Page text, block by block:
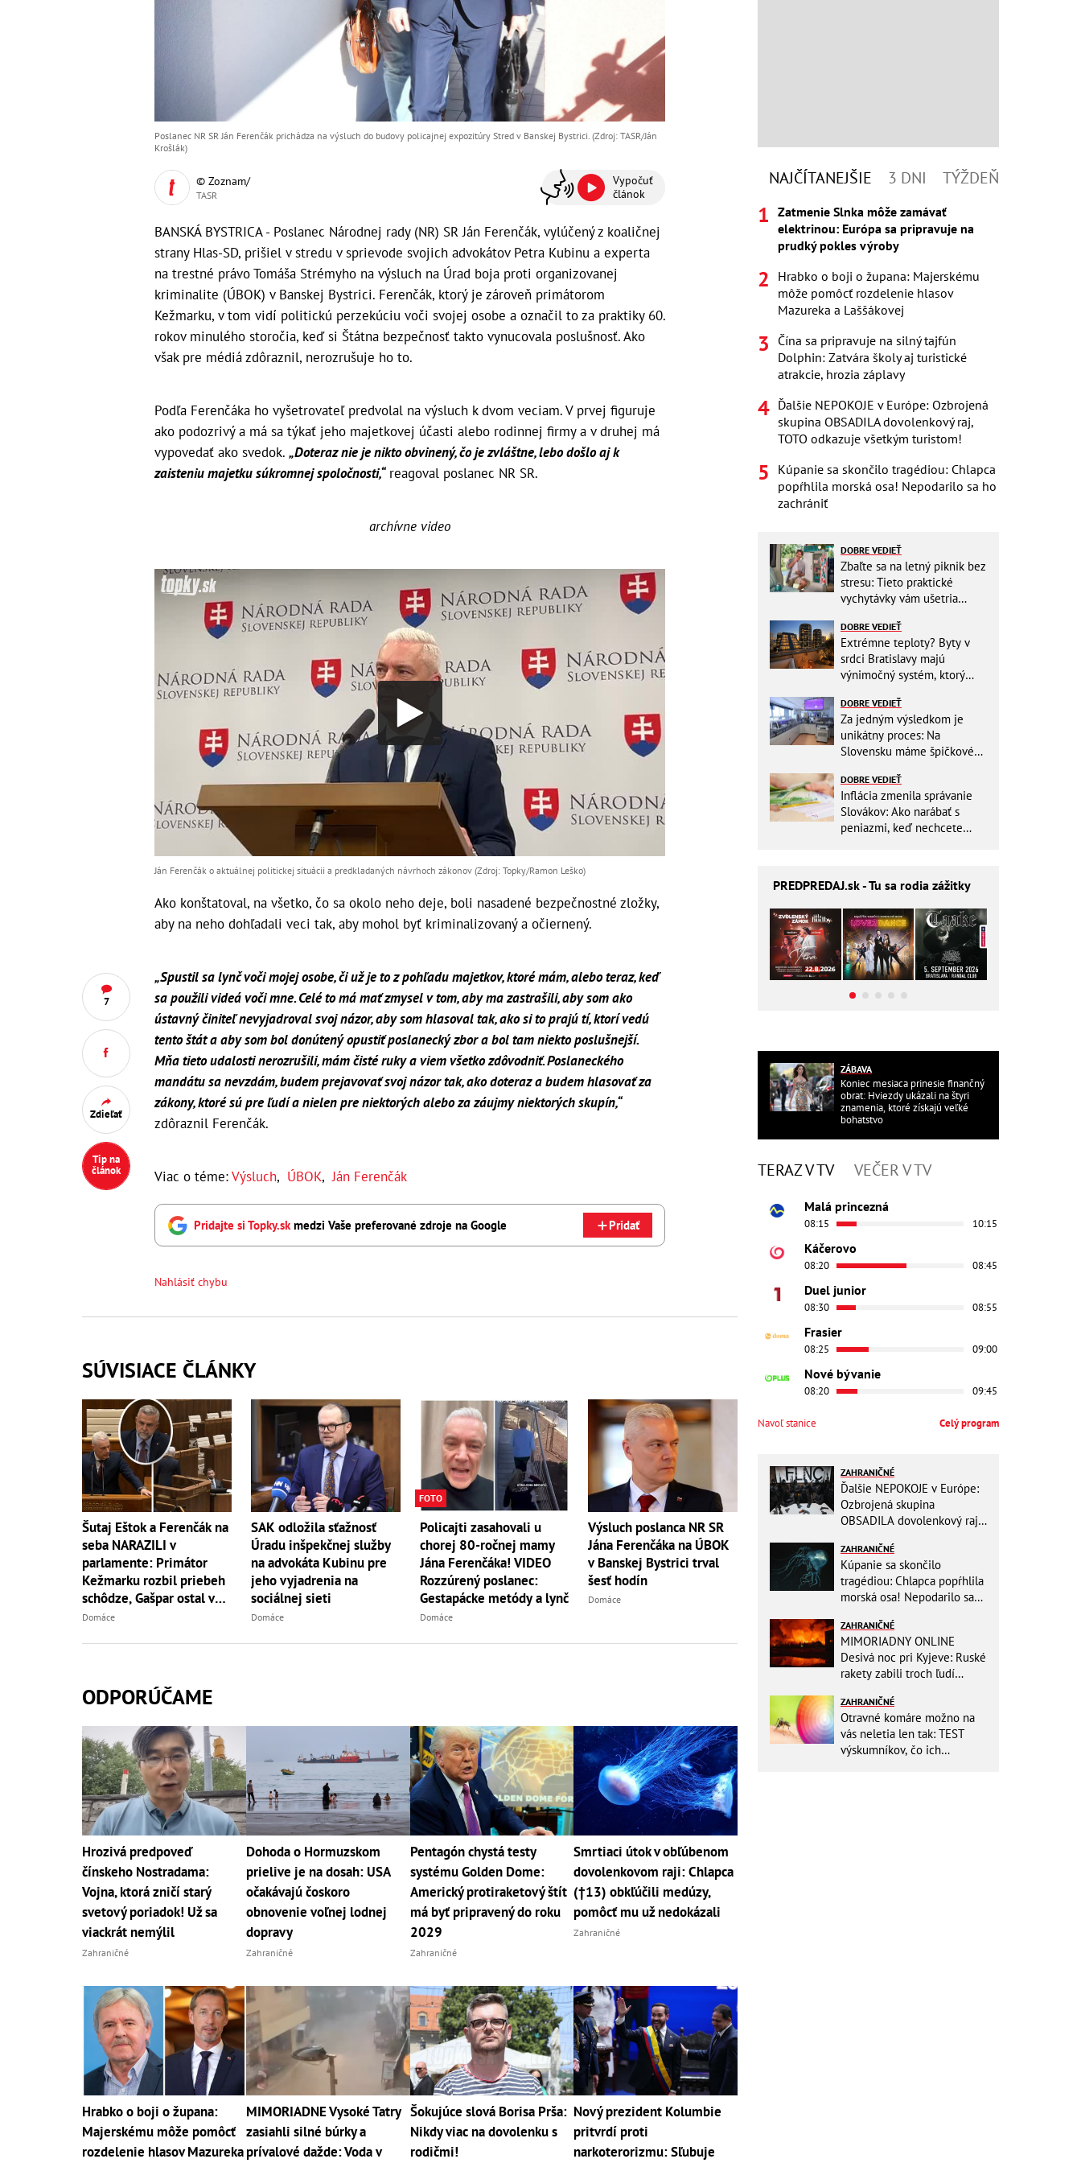
7
Zdieľať
Tip na
článok
Poslanec NR SR Ján Ferenčák prichádza na výsluch do budovy policajnej expozitúry Stred v Banskej Bystrici. (Zdroj: TASR/Ján
Krošlák)
© Zoznam/
TASR
Vypočuť
článok
BANSKÁ BYSTRICA - Poslanec Národnej rady (NR) SR Ján Ferenčák, vylúčený z koaličnej
strany Hlas-SD, prišiel v stredu v sprievode svojich advokátov Petra Kubinu a experta
na trestné právo Tomáša Strémyho na výsluch na Úrad boja proti organizovanej
kriminalite (ÚBOK) v Banskej Bystrici. Ferenčák, ktorý je zároveň primátorom
Kežmarku, v tom vidí politickú perzekúciu voči svojej osobe a označil to za praktiky 60.
rokov minulého storočia, keď si Štátna bezpečnosť takto vynucovala poslušnosť. Ako
však pre médiá zdôraznil, nerozrušuje ho to.
Podľa Ferenčáka ho vyšetrovateľ predvolal na výsluch k dvom veciam. V prvej figuruje
ako podozrivý a má sa týkať jeho majetkovej účasti alebo rodinnej firmy a v druhej má
vypovedať ako svedok. „Doteraz nie je nikto obvinený, čo je zvláštne, lebo došlo aj k
zaisteniu majetku súkromnej spoločnosti,“reagoval poslanec NR SR.
archívne video
Ján Ferenčák o aktuálnej politickej situácii a predkladaných návrhoch zákonov (Zdroj: Topky/Ramon Leško)
Ako konštatoval, na všetko, čo sa okolo neho deje, boli nasadené bezpečnostné zložky,
aby na neho dohľadali veci tak, aby mohol byť kriminalizovaný a očiernený.
„Spustil sa lynč voči mojej osobe, či už je to z pohľadu majetkov, ktoré mám, alebo teraz, keď
sa použili videá voči mne. Celé to má mať zmysel v tom, aby ma zastrašili, aby som ako
ústavný činiteľ nevyjadroval svoj názor, aby som hlasoval tak, ako si to prajú tí, ktorí vedú
tento štát a aby som bol donútený opustiť poslanecký zbor a bol tam niekto poslušnejší.
Mňa tieto udalosti nerozrušili, mám čisté ruky a viem všetko zdôvodniť. Poslaneckého
mandátu sa nevzdám, budem prejavovať svoj názor tak, ako doteraz a budem hlasovať za
zákony, ktoré sú pre ľudí a nielen pre niektorých alebo za záujmy niektorých skupín,“
zdôraznil Ferenčák.
Viac o téme:Výsluch, ÚBOK,Ján Ferenčák
Pridajte si Topky.skmedzi Vaše preferované zdroje na Google Pridať
Nahlásiť chybu
SÚVISIACE ČLÁNKY
Šutaj Eštok a Ferenčák na
seba NARAZILI v
parlamente: Primátor
Kežmarku rozbil priebeh
schôdze, Gašpar ostal v
šoku!
Domáce
SAK odložila sťažnosť
Úradu inšpekčnej služby
na advokáta Kubinu pre
jeho vyjadrenia na
sociálnej sieti
Domáce
FOTO
Policajti zasahovali u
chorej 80-ročnej mamy
Jána Ferenčáka! VIDEO
Rozzúrený poslanec:
Gestapácke metódy a lynč
Domáce
Výsluch poslanca NR SR
Jána Ferenčáka na ÚBOK
v Banskej Bystrici trval
šesť hodín
Domáce
ODPORÚČAME
Hrozivá predpoveď
čínskeho Nostradama:
Vojna, ktorá zničí starý
svetový poriadok! Už sa
viackrát nemýlil
Zahraničné
Dohoda o Hormuzskom
prielive je na dosah: USA
očakávajú čoskoro
obnovenie voľnej lodnej
dopravy
Zahraničné
Pentagón chystá testy
systému Golden Dome:
Americký protiraketový štít
má byť pripravený do roku
2029
Zahraničné
Smrtiaci útok v obľúbenom
dovolenkovom raji: Chlapca
(†13) obkľúčili medúzy,
pomôcť mu už nedokázali
Zahraničné
Hrabko o boji o župana:
Majerskému môže pomôcť
rozdelenie hlasov Mazureka
MIMORIADNE Vysoké Tatry
zasiahli silné búrky a
prívalové dažde: Voda v
Šokujúce slová Borisa Prša:
Nikdy viac na dovolenku s
rodičmi!
Nový prezident Kolumbie
pritvrdí proti
narkoterorizmu: Sľubuje
NAJČÍTANEJŠIE 3 DNI TÝŽDEŇ
Zatmenie Slnka môže zamávať
elektrinou: Európa sa pripravuje na
prudký pokles výroby
Hrabko o boji o župana: Majerskému
môže pomôcť rozdelenie hlasov
Mazureka a Laššákovej
Čína sa pripravuje na silný tajfún
Dolphin: Zatvára školy aj turistické
atrakcie, hrozia záplavy
Ďalšie NEPOKOJE v Európe: Ozbrojená
skupina OBSADILA dovolenkový raj,
TOTO odkazuje všetkým turistom!
Kúpanie sa skončilo tragédiou: Chlapca
popŕhlila morská osa! Nepodarilo sa ho
zachrániť
DOBRE VEDIEŤ
Zbaľte sa na letný piknik bez
stresu: Tieto praktické
vychytávky vám ušetria
DOBRE VEDIEŤ
Extrémne teploty? Byty v
srdci Bratislavy majú
výnimočný systém, ktorý
DOBRE VEDIEŤ
Za jedným výsledkom je
unikátny proces: Na
Slovensku máme špičkové
DOBRE VEDIEŤ
Inflácia zmenila správanie
Slovákov: Ako narábať s
peniazmi, keď nechcete
PREDPREDAJ.sk - Tu sa rodia zážitky
ZÁBAVA
Koniec mesiaca prinesie finančný
obrat: Hviezdy ukázali na štyri
znamenia, ktoré získajú veľké
bohatstvo
TERAZ V TV VEČER V TV
Malá princezná
08:15 10:15
Káčerovo
08:20 08:45
Duel junior
08:30 08:55
Frasier
08:25 09:00
Nové bývanie
08:20 09:45
Navoľ stanice Celý program
ZAHRANIČNÉ
Ďalšie NEPOKOJE v Európe:
Ozbrojená skupina
OBSADILA dovolenkový raj,
turistom!
ZAHRANIČNÉ
Kúpanie sa skončilo
tragédiou: Chlapca popŕhlila
morská osa! Nepodarilo sa
ZAHRANIČNÉ
MIMORIADNY ONLINE
Desivá noc pri Kyjeve: Ruské
rakety zabili troch ľudí
výbuchy
ZAHRANIČNÉ
Otravné komáre možno na
vás neletia len tak: TEST
výskumníkov, čo ich